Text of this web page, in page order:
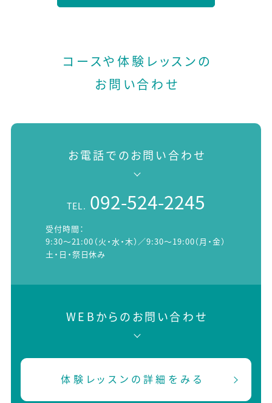
コースや体験レッスンの
お問い合わせ
お電話でのお問い合わせ
TEL. 092-524-2245
受付時間：
9:30～21:00（火・水・木）／9:30～19:00（月・金）
土・日・祭日休み
WEBからのお問い合わせ
体験レッスンの詳細をみる